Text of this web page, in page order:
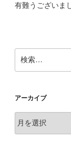
有難うございま
索:
アーカイブ
ー